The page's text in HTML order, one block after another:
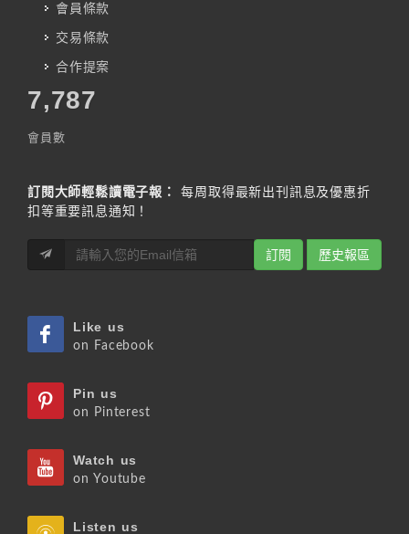
會員條款
交易條款
合作提案
7,787
會員數
訂閱大師輕鬆讀電子報：
每周取得最新出刊訊息及優惠折
扣等重要訊息通知！
訂閱 歷史報區
Like us
on Facebook
Pin us
on Pinterest
Watch us
on Youtube
Listen us